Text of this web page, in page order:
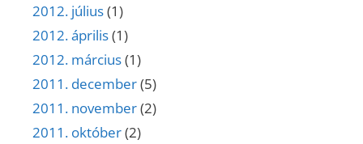
2012. július(1)
2012. április(1)
2012. március(1)
2011. december(5)
2011. november(2)
2011. október(2)